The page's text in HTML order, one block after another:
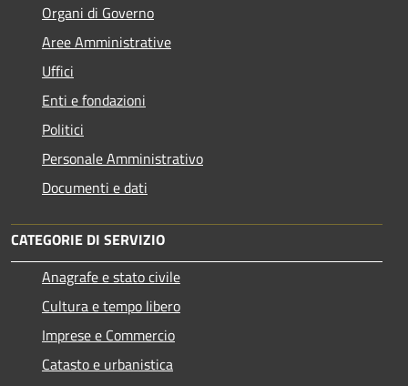
Organi di Governo
Aree Amministrative
Uffici
Enti e fondazioni
Politici
Personale Amministrativo
Documenti e dati
CATEGORIE DI SERVIZIO
Anagrafe e stato civile
Cultura e tempo libero
Imprese e Commercio
Catasto e urbanistica